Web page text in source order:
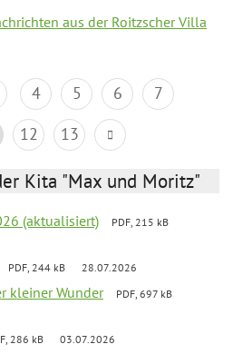
aus der Roitzscher Villa
4 5 6
7
12 13
Kita "Max und Moritz"
(aktualisiert)
PDF, 215 kB
PDF, 244 kB 28.07.2026
kleiner Wunder
PDF, 697 kB
286 kB 03.07.2026